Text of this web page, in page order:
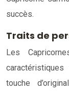
succès.
Traits de
Les
touche